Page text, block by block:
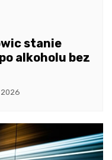
stanie
alkoholu bez